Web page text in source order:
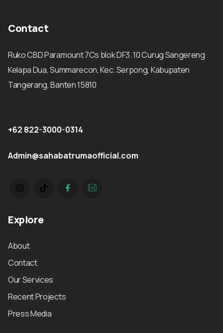
Contact
Ruko CBD Paramount 7Cs blok DF3. 10 Curug Sangereng
Kelapa Dua, Summarecon, Kec. Serpong, Kabupaten
Tangerang, Banten 15810
+62 822-3000-0314
Admin@sahabatrumaofficial.com
Explore
About
Contact
Our Services
Recent Projects
Press Media